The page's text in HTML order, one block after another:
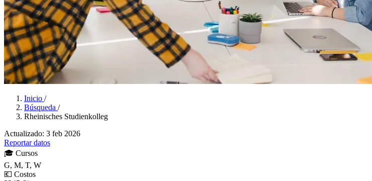
Inicio /
Búsqueda /
Rheinisches Studienkolleg
Actualizado: 3 feb 2026
Reportar datos
🎓 Cursos
G, M, T, W
💶 Costos